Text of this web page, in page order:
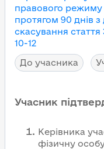
правового режиму
протягом 90 днів
скасування стаття
10-12
До учасника
Учасник
Керівника
фізичну